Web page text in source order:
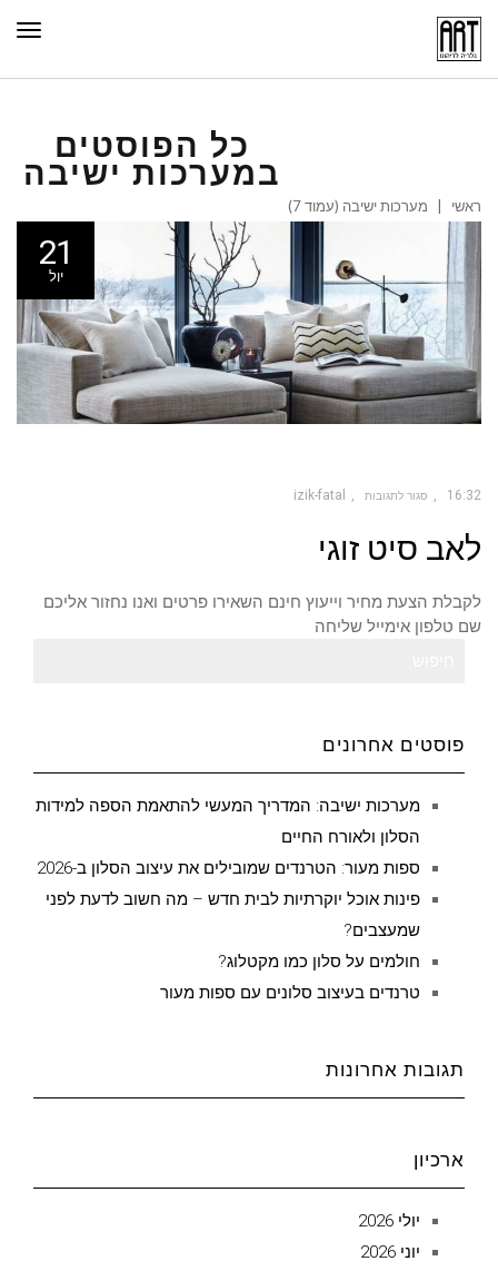
ראשי מערכות ישיבה (עמוד 7)
כל הפוסטים
במערכות ישיבה
21
יול
16:32 סגור לתגובות
סיט
izik-fatal
לאב סיט זוגי
לקבלת הצעת מחיר וייעוץ חינם השאירו פרטים ואנו נחזור אליכם
שם טלפון אימייל שליחה
פוסטים אחרונים
מערכות ישיבה: המדריך המעשי להתאמת הספה למידות
הסלון ולאורח החיים
ספות מעור: הטרנדים שמובילים את עיצוב הסלון ב-2026
פינות אוכל יוקרתיות לבית חדש – מה חשוב לדעת לפני
שמעצבים?
חולמים על סלון כמו מקטלוג?
טרנדים בעיצוב סלונים עם ספות מעור
תגובות אחרונות
ארכיון
יולי 2026
יוני 2026